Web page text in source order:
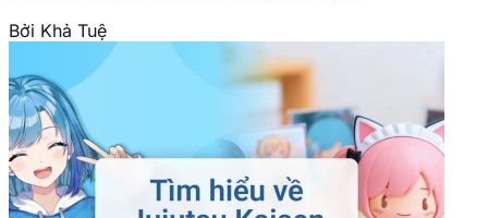
Bởi Khả Tuệ